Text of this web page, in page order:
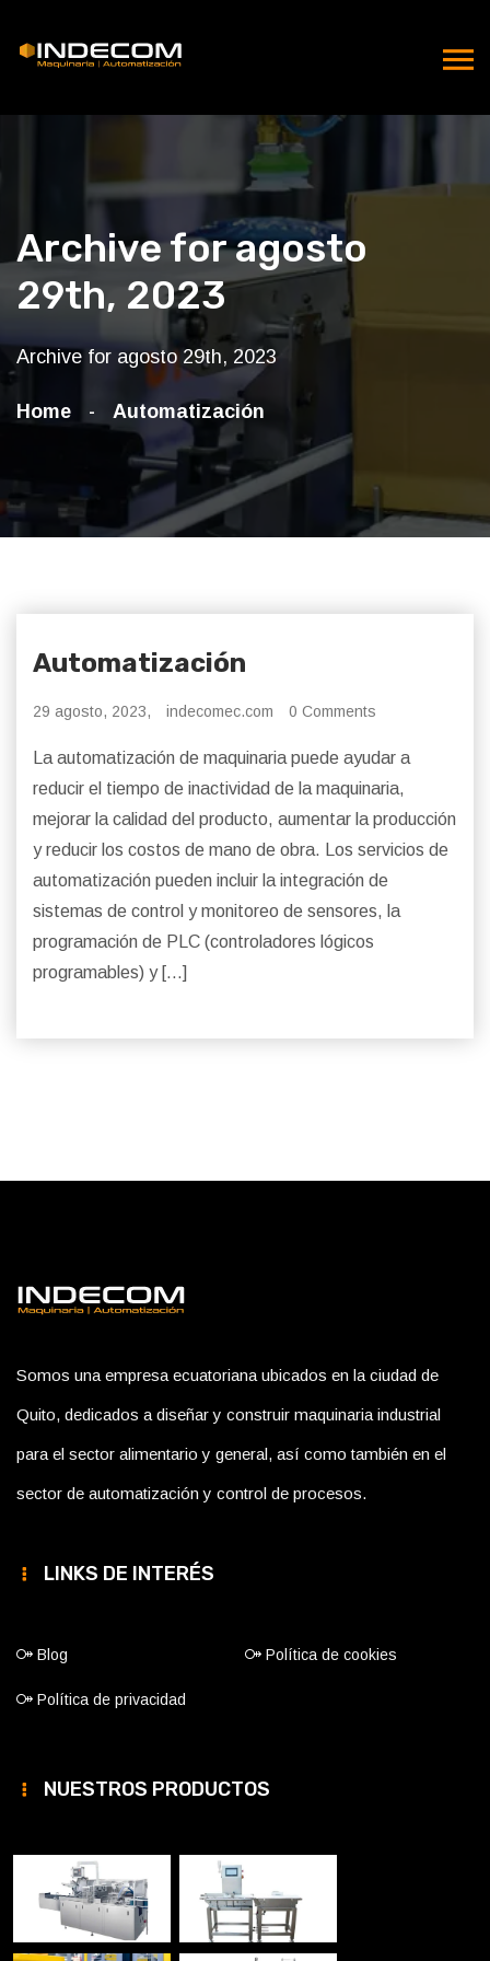
Archive for agosto
29th, 2023
Archive for agosto 29th, 2023
Home Automatización
Automatización
29 agosto, 2023, indecomec.com 0 Comments
La automatización de maquinaria puede ayudar a
reducir el tiempo de inactividad de la maquinaria,
mejorar la calidad del producto, aumentar la producción
y reducir los costos de mano de obra. Los servicios de
automatización pueden incluir la integración de
sistemas de control y monitoreo de sensores, la
programación de PLC (controladores lógicos
programables) y […]
Somos una empresa ecuatoriana ubicados en la ciudad de
Quito, dedicados a diseñar y construir maquinaria industrial
para el sector alimentario y general, así como también en el
sector de automatización y control de procesos.
LINKS DE INTERÉS
Blog Política de cookies
Política de privacidad
NUESTROS PRODUCTOS